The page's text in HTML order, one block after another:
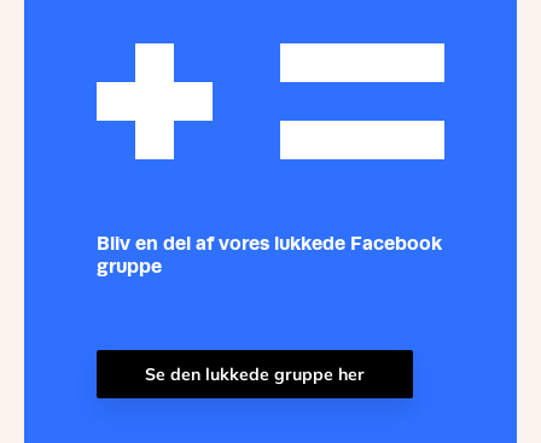
Bliv en del af vores lukkede Facebook
gruppe
Se den lukkede gruppe her